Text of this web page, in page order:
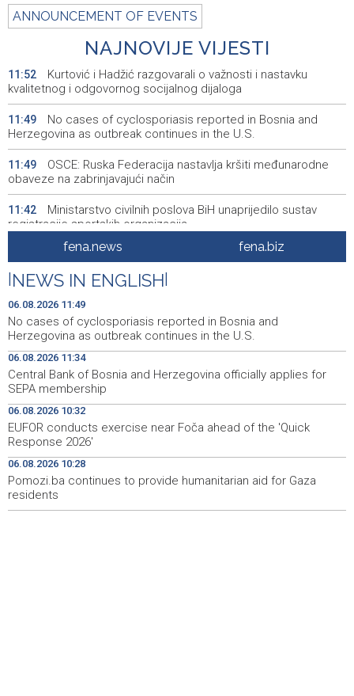
ANNOUNCEMENT OF EVENTS
NAJNOVIJE VIJESTI
11:52
Kurtović i Hadžić razgovarali o važnosti i nastavku
kvalitetnog i odgovornog socijalnog dijaloga
11:49
No cases of cyclosporiasis reported in Bosnia and
Herzegovina as outbreak continues in the U.S.
11:49
OSCE: Ruska Federacija nastavlja kršiti međunarodne
obaveze na zabrinjavajući način
11:42
Ministarstvo civilnih poslova BiH unaprijedilo sustav
registracije sportskih organizacija
Najmanje 21 osoba je umrla u Južnoj Koreji u toplotnom
talasu
11:34
Central Bank of Bosnia and Herzegovina officially
applies for SEPA membership
Forto: Profesionalni vozači ne mogu više čekati –
Evropskoj komisiji ponudili smo provodivo rješenje
11:20
Misija OSCE u BiH - Novinari moraju imati mogućnost da
svoj posao obavljaju slobodno i sigurno
11:18
U BiH nema slučajeva ciklosporijaze, epidemija i dalje
traje u SAD-u
11:14
Ulysses obilježava završetak "Kralja Leara" nakon 26
sezona
fena.news fena.biz
NEWS IN ENGLISH
06.08.2026 11:49
No cases of cyclosporiasis reported in Bosnia and
Herzegovina as outbreak continues in the U.S.
06.08.2026 11:34
Central Bank of Bosnia and Herzegovina officially applies for
SEPA membership
06.08.2026 10:32
EUFOR conducts exercise near Foča ahead of the 'Quick
Response 2026'
06.08.2026 10:28
Pomozi.ba continues to provide humanitarian aid for Gaza
residents